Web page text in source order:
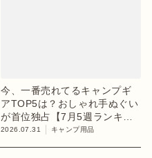
今、一番売れてるキャンプギ
アTOP5は？おしゃれ手ぬぐい
が首位独占【7月5週ランキン
グ】
2026.07.31 キャンプ用品